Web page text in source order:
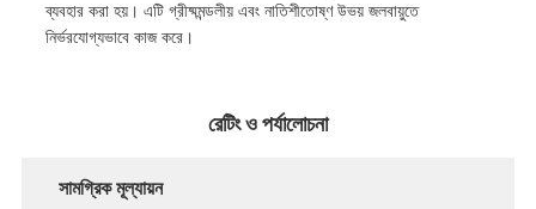
ব্যবহার করা হয়। এটি গ্রীষ্মমন্ডলীয় এবং নাতিশীতোষ্ণ উভয় জলবায়ুতে
নির্ভরযোগ্যভাবে কাজ করে।
রেটিং ও পর্যালোচনা
সামগ্রিক মূল্যায়ন